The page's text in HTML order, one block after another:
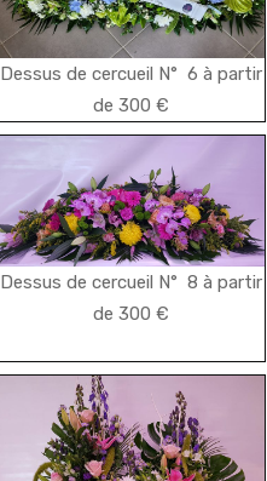
Dessus de cercueil N° 6 à partir
de 300 €
Dessus de cercueil N° 8 à partir
de 300 €